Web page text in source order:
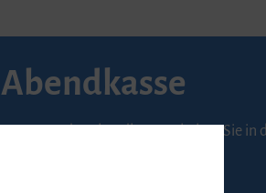
Abendkasse
Karten an der Abendkasse erhalten Sie in